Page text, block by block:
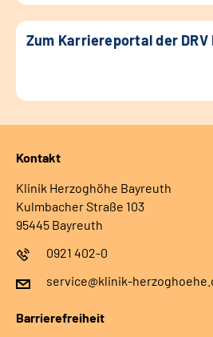
Zum Karriereportal der DRV
Kontakt
Klinik Herzoghöhe Bayreuth
Kulmbacher Straße 103
95445 Bayreuth
0921 402-0
service@klinik-
Barrierefreiheit